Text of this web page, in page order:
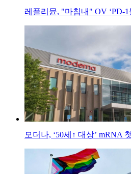
레플리뮨, "마침내" OV ‘PD-
모더나, ‘50세↑ 대상’ mRNA